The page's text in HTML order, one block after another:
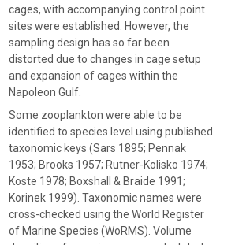
cages, with accompanying control point
sites were established. However, the
sampling design has so far been
distorted due to changes in cage setup
and expansion of cages within the
Napoleon Gulf.
Some zooplankton were able to be
identified to species level using published
taxonomic keys (Sars 1895; Pennak
1953; Brooks 1957; Rutner-Kolisko 1974;
Koste 1978; Boxshall & Braide 1991;
Korinek 1999). Taxonomic names were
cross-checked using the World Register
of Marine Species (WoRMS). Volume